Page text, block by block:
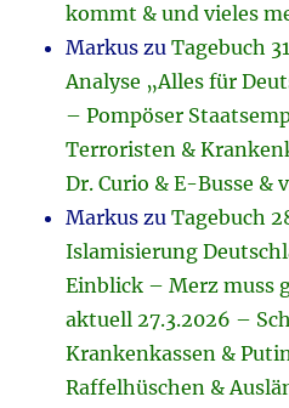
kommt & und vieles
Markus zuTagebuch
Analyse „Alles für
– Pompöser
Terroristen &
Dr. Curio & E-Busse &
Markus zuTagebuch
Islamisierung
Einblick – Merz muss
aktuell 27.3.2026 –
Krankenkassen &
Raffelhüschen &